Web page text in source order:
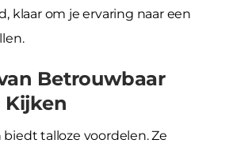
klaar om je ervaring naar een
Betrouwbaar
Kijken
talloze voordelen. Ze